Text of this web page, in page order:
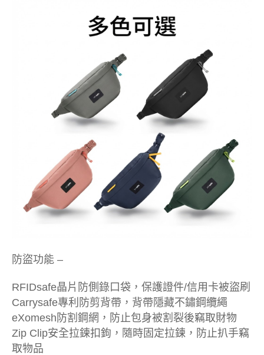
防盜功能 –
RFIDsafe晶片防側錄口袋，保護證件/信用卡被盜刷
Carrysafe專利防剪背帶，背帶隱藏不鏽鋼纜繩
eXomesh防割鋼網，防止包身被割裂後竊取財物
Zip Clip安全拉鍊扣鉤，隨時固定拉鍊，防止扒手竊
取物品